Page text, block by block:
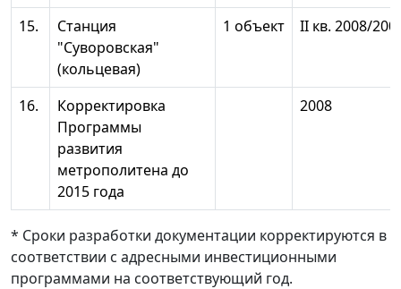
15.
Станция
"Суворовская"
(кольцевая)
1 объект II кв. 2008/
16.
Корректировка
Программы
развития
метрополитена до
2015 года
2008
* Сроки разработки документации корректируются в
соответствии с адресными инвестиционными
программами на соответствующий год.